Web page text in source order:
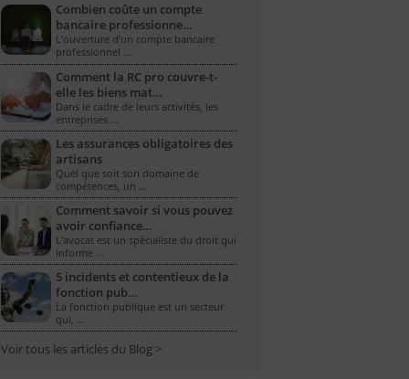
Combien coûte un compte
bancaire professionne…
L’ouverture d’un compte bancaire
professionnel …
Comment la RC pro couvre-t-
elle les biens mat…
Dans le cadre de leurs activités, les
entreprises …
Les assurances obligatoires des
artisans
Quel que soit son domaine de
compétences, un …
Comment savoir si vous pouvez
avoir confiance…
L'avocat est un spécialiste du droit qui
informe …
5 incidents et contentieux de la
fonction pub…
La fonction publique est un secteur
qui, …
Voir tous les articles du Blog >